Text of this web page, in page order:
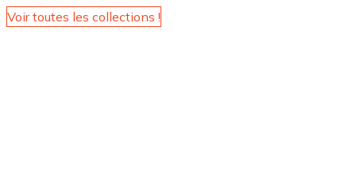
Voir toutes les collections !